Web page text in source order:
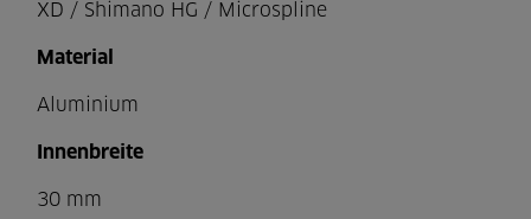
XD / Shimano HG / Microspline
Material
Aluminium
Innenbreite
30 mm